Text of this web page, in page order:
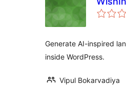
Generate AI-inspired
inside WordPress.
Vipul Bokarvadiya